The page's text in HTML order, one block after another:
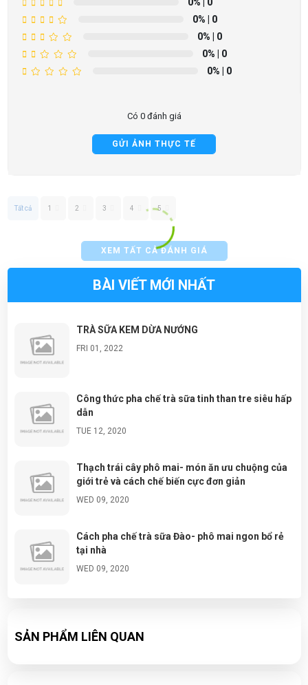
0% | 0
0% | 0
0% | 0
0% | 0
Có 0 đánh giá
GỬI ẢNH THỰC TẾ
Tất cả 1 2 3 4 5
XEM TẤT CẢ ĐÁNH GIÁ
BÀI VIẾT MỚI NHẤT
TRÀ SỮA KEM DỪA NƯỚNG
FRI 01, 2022
Công thức pha chế trà sữa tinh than tre siêu hấp
dẫn
TUE 12, 2020
Thạch trái cây phô mai- món ăn ưu chuộng của
giới trẻ và cách chế biến cực đơn giản
WED 09, 2020
Cách pha chế trà sữa Đào- phô mai ngon bổ rẻ
tại nhà
WED 09, 2020
WED 09, 2020
SẢN PHẨM LIÊN QUAN